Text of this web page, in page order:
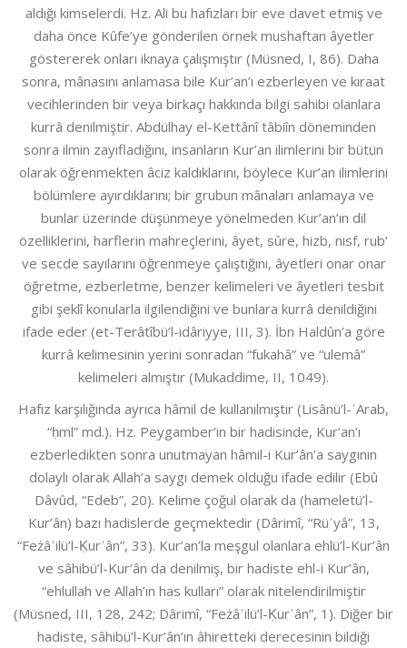
aldığı kimselerdi. Hz. Ali bu hafızları bir eve davet etmiş ve
daha önce Kûfe’ye gönderilen örnek mushaftan âyetler
göstererek onları iknaya çalışmıştır (Müsned, I, 86). Daha
sonra, mânasını anlamasa bile Kur’an’ı ezberleyen ve kıraat
vecihlerinden bir veya birkaçı hakkında bilgi sahibi olanlara
kurrâ denilmiştir. Abdülhay el-Kettânî tâbiîn döneminden
sonra ilmin zayıfladığını, insanların Kur’an ilimlerini bir bütün
olarak öğrenmekten âciz kaldıklarını, böylece Kur’an ilimlerini
bölümlere ayırdıklarını; bir grubun mânaları anlamaya ve
bunlar üzerinde düşünmeye yönelmeden Kur’an’ın dil
özelliklerini, harflerin mahreçlerini, âyet, sûre, hizb, nısf, rub‘
ve secde sayılarını öğrenmeye çalıştığını, âyetleri onar onar
öğretme, ezberletme, benzer kelimeleri ve âyetleri tesbit
gibi şeklî konularla ilgilendiğini ve bunlara kurrâ denildiğini
ifade eder (et-Terâtîbü’l-idâriyye, III, 3). İbn Haldûn’a göre
kurrâ kelimesinin yerini sonradan “fukahâ” ve “ulemâ”
kelimeleri almıştır (Mukaddime, II, 1049).
Hafız karşılığında ayrıca hâmil de kullanılmıştır (Lisânü’l-ʿArab,
“ḥml” md.). Hz. Peygamber’in bir hadisinde, Kur’an’ı
ezberledikten sonra unutmayan hâmil-i Kur’ân’a saygının
dolaylı olarak Allah’a saygı demek olduğu ifade edilir (Ebû
Dâvûd, “Edeb”, 20). Kelime çoğul olarak da (hameletü’l-
Kur’ân) bazı hadislerde geçmektedir (Dârimî, “Rüʾyâ”, 13,
“Feżâʾilü’l-Ḳurʾân”, 33). Kur’an’la meşgul olanlara ehlü’l-Kur’ân
ve sâhibü’l-Kur’ân da denilmiş, bir hadiste ehl-i Kur’ân,
“ehlullah ve Allah’ın has kulları” olarak nitelendirilmiştir
(Müsned, III, 128, 242; Dârimî, “Feżâʾilü’l-Ḳurʾân”, 1). Diğer bir
hadiste, sâhibü’l-Kur’ân’ın âhiretteki derecesinin bildiği